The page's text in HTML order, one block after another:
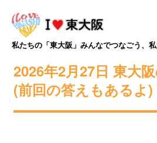
私たちの「東大阪」みんなでつなごう、私
2026年2月27日 東大
(前回の答えもあるよ)